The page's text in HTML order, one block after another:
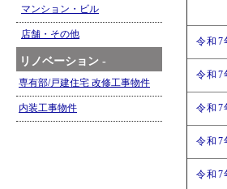
マンション・ビル
店舗・その他
リノベーション -
専有部/戸建住宅 改修工事物件
内装工事物件
令和7
令和7
令和7
令和7
令和7